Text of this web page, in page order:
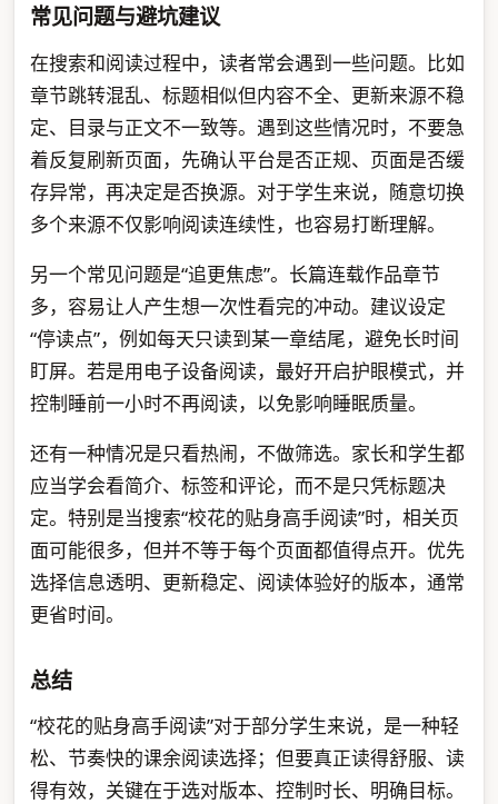
常见问题与避坑建议
在搜索和阅读过程中，读者常会遇到一些问题。比如
章节跳转混乱、标题相似但内容不全、更新来源不稳
定、目录与正文不一致等。遇到这些情况时，不要急
着反复刷新页面，先确认平台是否正规、页面是否缓
存异常，再决定是否换源。对于学生来说，随意切换
多个来源不仅影响阅读连续性，也容易打断理解。
另一个常见问题是“追更焦虑”。长篇连载作品章节
多，容易让人产生想一次性看完的冲动。建议设定
“停读点”，例如每天只读到某一章结尾，避免长时间
盯屏。若是用电子设备阅读，最好开启护眼模式，并
控制睡前一小时不再阅读，以免影响睡眠质量。
还有一种情况是只看热闹，不做筛选。家长和学生都
应当学会看简介、标签和评论，而不是只凭标题决
定。特别是当搜索“校花的贴身高手阅读”时，相关页
面可能很多，但并不等于每个页面都值得点开。优先
选择信息透明、更新稳定、阅读体验好的版本，通常
更省时间。
总结
“校花的贴身高手阅读”对于部分学生来说，是一种轻
松、节奏快的课余阅读选择；但要真正读得舒服、读
得有效，关键在于选对版本、控制时长、明确目标。